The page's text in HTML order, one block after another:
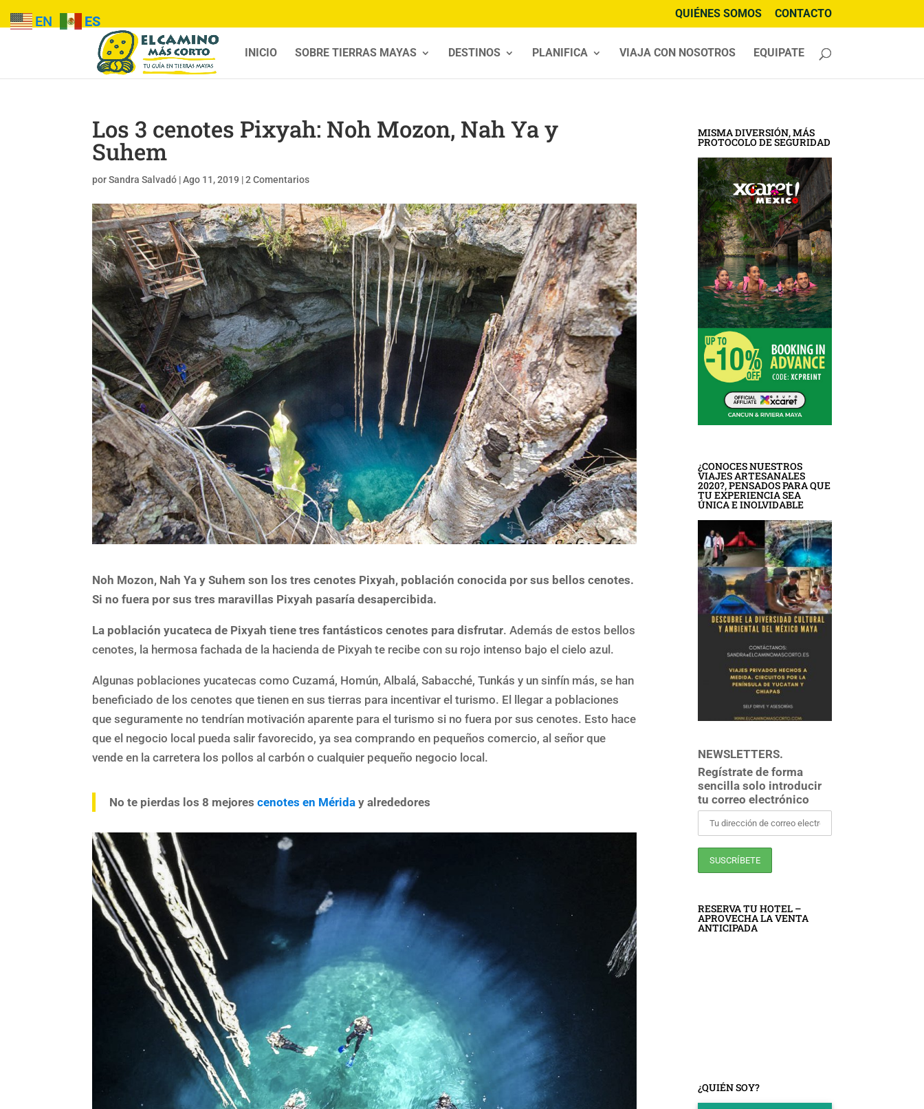
QUIÉNES SOMOS CONTACTO
INICIO SOBRE TIERRAS MAYAS DESTINOS PLANIFICA VIAJA CON NOSOTROS EQUIPATE
Los 3 cenotes Pixyah: Noh Mozon, Nah Ya y
Suhem
porSandra Salvadó |Ago 11, 2019 |2 Comentarios
Noh Mozon, Nah Ya y Suhem son los tres cenotes Pixyah, población conocida por sus bellos cenotes.
Si no fuera por sus tres maravillas Pixyah pasaría desapercibida.
La población yucateca de Pixyah tiene tres fantásticos cenotes para disfrutar. Además de estos bellos
cenotes, la hermosa fachada de la hacienda de Pixyah te recibe con su rojo intenso bajo el cielo azul.
Algunas poblaciones yucatecas como Cuzamá, Homún, Albalá, Sabacché, Tunkás y un sinfín más, se han
beneficiado de los cenotes que tienen en sus tierras para incentivar el turismo. El llegar a poblaciones
que seguramente no tendrían motivación aparente para el turismo si no fuera por sus cenotes. Esto hace
que el negocio local pueda salir favorecido, ya sea comprando en pequeños comercio, al señor que
vende en la carretera los pollos al carbón o cualquier pequeño negocio local.
No te pierdas los 8 mejorescenotes en Mérida y alrededores
MISMA DIVERSIÓN, MÁS
PROTOCOLO DE SEGURIDAD
¿CONOCES NUESTROS
VIAJES ARTESANALES
2020?, PENSADOS PARA QUE
TU EXPERIENCIA SEA
ÚNICA E INOLVIDABLE
NEWSLETTERS.
Regístrate de forma
sencilla solo introducir
tu correo electrónico
RESERVA TU HOTEL –
APROVECHA LA VENTA
ANTICIPADA
¿QUIÉN SOY?
EN ES